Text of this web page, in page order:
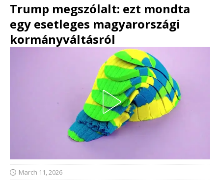
Trump megszólalt: ezt mondta
egy esetleges magyarországi
kormányváltásról
March 11, 2026